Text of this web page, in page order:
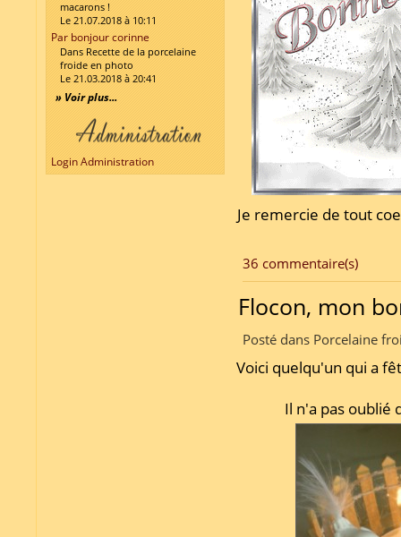
macarons !
Le 21.07.2018 à 10:11
Par bonjour corinne
Dans Recette de la porcelaine
froide en photo
Le 21.03.2018 à 20:41
» Voir plus...
Login Administration
Je remercie de tout
36 commentaire(s)
Flocon, mon
Posté dans Porcelaine
Voici quelqu'un qui a
Il n'a pas oublié